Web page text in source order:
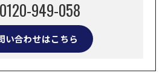
0120-949-058
い合わせはこちら